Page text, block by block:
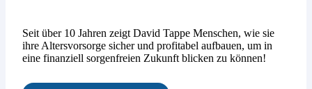
Seit über 10 Jahren zeigt David Tappe Menschen, wie sie
ihre Altersvorsorge sicher und profitabel aufbauen, um in
eine finanziell sorgenfreien Zukunft blicken zu können!